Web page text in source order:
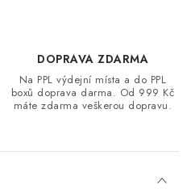
DOPRAVA ZDARMA
Na PPL výdejní místa a do PPL
boxů doprava darma. Od 999 Kč
máte zdarma veškerou dopravu.